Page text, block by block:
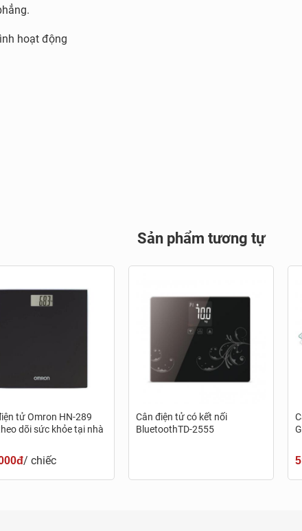
hoạt động
Sản phẩm tương tự
tử Omron HN-289
dõi sức khỏe tại nhà
/ chiếc
Cân điện tử có kết nối
BluetoothTD-2555